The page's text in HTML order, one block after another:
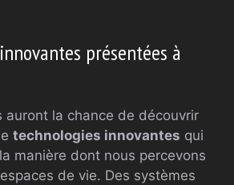
présentées à
auront la chance de découvrir
technologies innovantes qui
manière dont nous percevons
de vie. Des systèmes